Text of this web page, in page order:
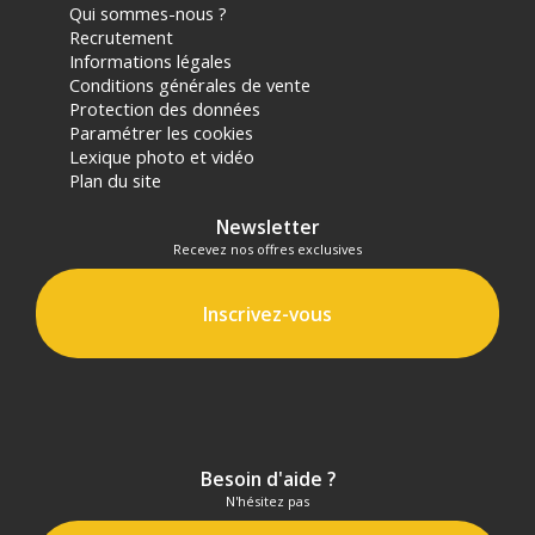
Qui sommes-nous ?
Recrutement
Informations légales
Conditions générales de vente
Protection des données
Paramétrer les cookies
Lexique photo et vidéo
Plan du site
Newsletter
Recevez nos offres exclusives
Inscrivez-vous
Besoin d'aide ?
N'hésitez pas